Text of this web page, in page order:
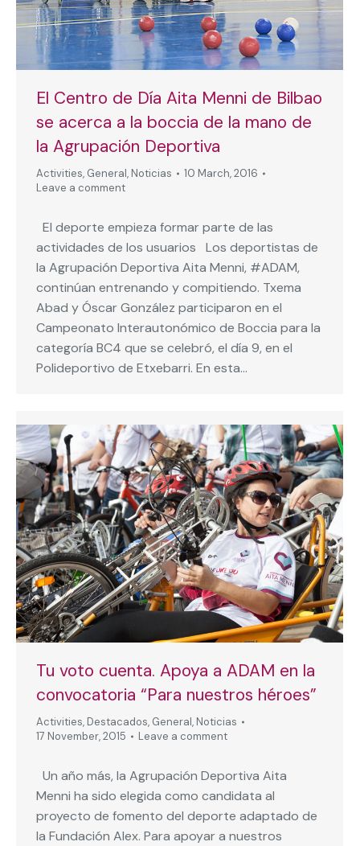
El Centro de Día Aita Menni de Bilbao
se acerca a la boccia de la mano de
la Agrupación Deportiva
Activities, General, Noticias
10 March, 2016
Leave a comment
El deporte empieza formar parte de las
actividades de los usuarios Los deportistas de
la Agrupación Deportiva Aita Menni, #ADAM,
continúan entrenando y compitiendo. Txema
Abad y Óscar González participaron en el
Campeonato Interautonómico de Boccia para la
categoría BC4 que se celebró, el día 9, en el
Polideportivo de Etxebarri. En esta…
Tu voto cuenta. Apoya a ADAM en la
convocatoria “Para nuestros héroes”
Activities, Destacados, General, Noticias
17 November, 2015
Leave a comment
Un año más, la Agrupación Deportiva Aita
Menni ha sido elegida como candidata al
proyecto de fomento del deporte adaptado de
la Fundación Alex. Para apoyar a nuestros